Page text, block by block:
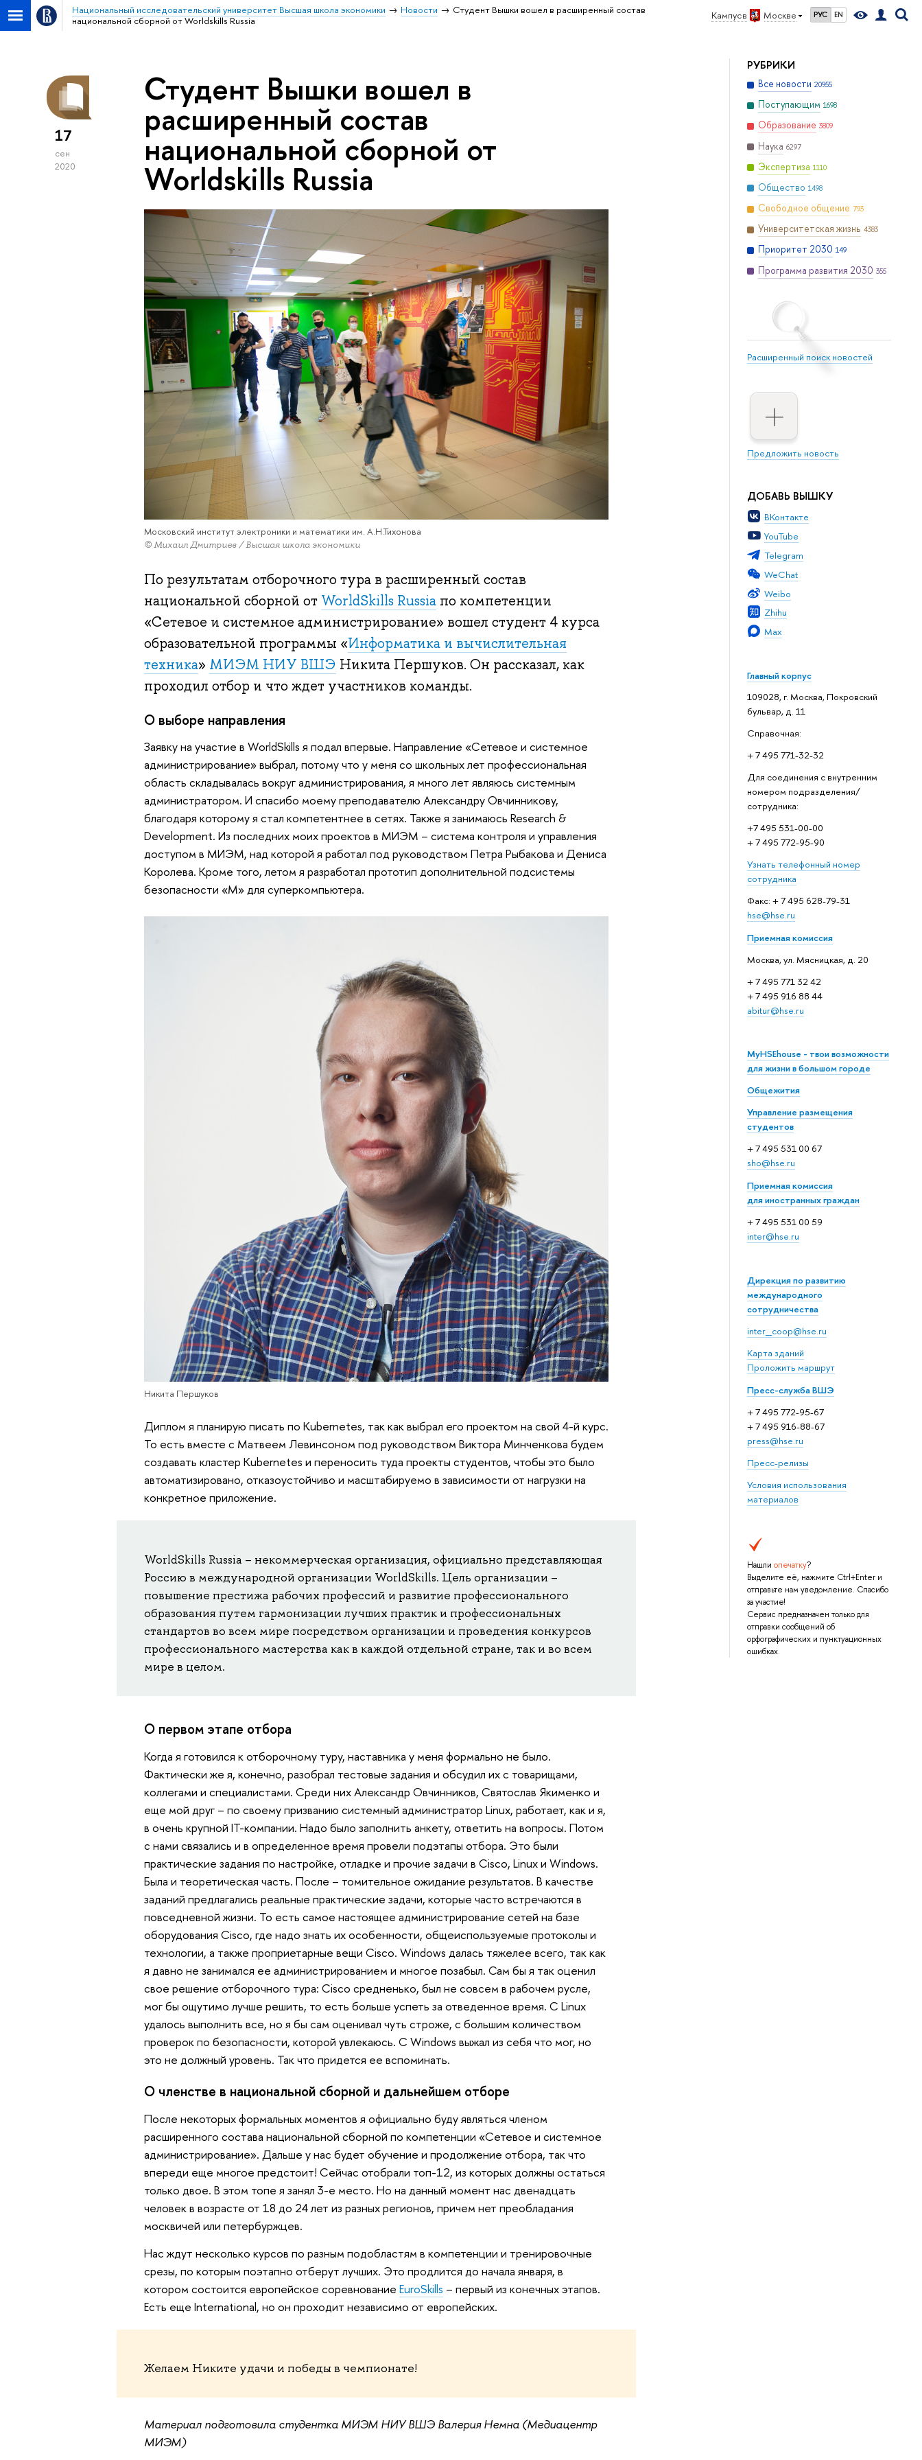
Кампус в Москве РУС EN
Национальный исследовательский университет Высшая школа экономики Новости
Студент Вышки вошел в расширенный состав
национальной сборной от Worldskills Russia
РУБРИКИ
Все новости 20955
Поступающим 1698
Образование 3809
Наука 6297
Экспертиза 1110
Общество 1498
Свободное общение 793
Университетская жизнь 4383
Приоритет 2030 149
Программа развития 2030 355
Расширенный поиск новостей
Предложить новость
ДОБАВЬ ВЫШКУ
ВКонтакте
YouTube
Telegram
WeChat
Weibo
Zhihu
Max
Главный корпус
109028, г. Москва, Покровский
бульвар, д. 11
Справочная:
+ 7 495 771-32-32
Для соединения с внутренним
номером подразделения/
сотрудника:
+7 495 531-00-00
+ 7 495 772-95-90
Узнать телефонный номер
сотрудника
Факс: + 7 495 628-79-31
hse@hse.ru
Приемная комиссия
Москва, ул. Мясницкая, д. 20
+ 7 495 771 32 42
+ 7 495 916 88 44
abitur@hse.ru
MyHSEhouse - твои возможности
для жизни в большом городе
Общежития
Управление размещения
студентов
+ 7 495 531 00 67
sho@hse.ru
Приемная комиссия
для иностранных граждан
+ 7 495 531 00 59
inter@hse.ru
Дирекция по развитию
международного
сотрудничества
inter_coop@hse.ru
Карта зданий
Проложить маршрут
Пресс-служба ВШЭ
+ 7 495 772-95-67
+ 7 495 916-88-67
press@hse.ru
Пресс-релизы
Условия использования
материалов
Нашли опечатку?
Выделите её, нажмите Ctrl+Enter и
отправьте нам уведомление. Спасибо
за участие!
Сервис предназначен только для
отправки сообщений об
орфографических и пунктуационных
ошибках.
17
сен
2020
Студент Вышки вошел в
расширенный состав
национальной сборной от
Worldskills Russia
Московский институт электроники и математики им. А.Н.Тихонова
© Михаил Дмитриев / Высшая школа экономики
По результатам отборочного тура в расширенный состав
национальной сборной от WorldSkills Russiaпо компетенции
«Сетевое и системное администрирование» вошел студент 4 курса
образовательной программы «Информатика и вычислительная
техника» МИЭМ НИУ ВШЭ Никита Першуков. Он рассказал, как
проходил отбор и что ждет участников команды.
О выборе направления
Заявку на участие в WorldSkills я подал впервые. Направление «Сетевое и системное
администрирование» выбрал, потому что у меня со школьных лет профессиональная
область складывалась вокруг администрирования, я много лет являюсь системным
администратором. И спасибо моему преподавателю Александру Овчинникову,
благодаря которому я стал компетентнее в сетях. Также я занимаюсь Research &
Development. Из последних моих проектов в МИЭМ – система контроля и управления
доступом в МИЭМ, над которой я работал под руководством Петра Рыбакова и Дениса
Королева. Кроме того, летом я разработал прототип дополнительной подсистемы
безопасности «M» для суперкомпьютера.
Никита Першуков
Диплом я планирую писать по Kubernetes, так как выбрал его проектом на свой 4-й курс.
То есть вместе с Матвеем Левинсоном под руководством Виктора Минченкова будем
создавать кластер Kubernetes и переносить туда проекты студентов, чтобы это было
автоматизировано, отказоустойчиво и масштабируемо в зависимости от нагрузки на
конкретное приложение.
WorldSkills Russia – некоммерческая организация, официально представляющая
Россию в международной организации WorldSkills. Цель организации –
повышение престижа рабочих профессий и развитие профессионального
образования путем гармонизации лучших практик и профессиональных
стандартов во всем мире посредством организации и проведения конкурсов
профессионального мастерства как в каждой отдельной стране, так и во всем
мире в целом.
О первом этапе отбора
Когда я готовился к отборочному туру, наставника у меня формально не было.
Фактически же я, конечно, разобрал тестовые задания и обсудил их с товарищами,
коллегами и специалистами. Среди них Александр Овчинников, Святослав Якименко и
еще мой друг – по своему призванию системный администратор Linux, работает, как и я,
в очень крупной IT-компании. Надо было заполнить анкету, ответить на вопросы. Потом
с нами связались и в определенное время провели подэтапы отбора. Это были
практические задания по настройке, отладке и прочие задачи в Cisco, Linux и Windows.
Была и теоретическая часть. После – томительное ожидание результатов. В качестве
заданий предлагались реальные практические задачи, которые часто встречаются в
повседневной жизни. То есть самое настоящее администрирование сетей на базе
оборудования Cisco, где надо знать их особенности, общеиспользуемые протоколы и
технологии, а также проприетарные вещи Cisco. Windows далась тяжелее всего, так как
я давно не занимался ее администрированием и многое позабыл. Сам бы я так оценил
свое решение отборочного тура: Cisco средненько, был не совсем в рабочем русле,
мог бы ощутимо лучше решить, то есть больше успеть за отведенное время. С Linux
удалось выполнить все, но я бы сам оценивал чуть строже, с большим количеством
проверок по безопасности, которой увлекаюсь. C Windows выжал из себя что мог, но
это не должный уровень. Так что придется ее вспоминать.
О членстве в национальной сборной и дальнейшем отборе
После некоторых формальных моментов я официально буду являться членом
расширенного состава национальной сборной по компетенции «Сетевое и системное
администрирование». Дальше у нас будет обучение и продолжение отбора, так что
впереди еще многое предстоит! Сейчас отобрали топ-12, из которых должны остаться
только двое. В этом топе я занял 3-е место. Но на данный момент нас двенадцать
человек в возрасте от 18 до 24 лет из разных регионов, причем нет преобладания
москвичей или петербуржцев.
Нас ждут несколько курсов по разным подобластям в компетенции и тренировочные
срезы, по которым поэтапно отберут лучших. Это продлится до начала января, в
котором состоится европейское соревнование EuroSkills – первый из конечных этапов.
Есть еще International, но он проходит независимо от европейских.
Желаем Никите удачи и победы в чемпионате!
Материал подготовила студентка МИЭМ НИУ ВШЭ Валерия Немна (Медиацентр
МИЭМ)